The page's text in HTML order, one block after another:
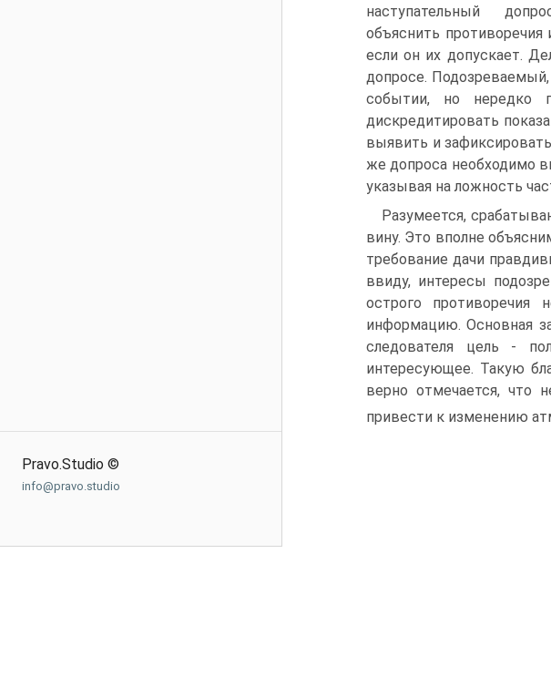
Pravo.Studio ©
info@pravo.studio
наступательный
объяснить противоречия
если он их допускает.
допросе. Подозреваемый,
событии, но нередко
дискредитировать
выявить и
же допроса необходимо
указывая на ложность
Разумеется,
вину. Это вполне
требование дачи
ввиду, интересы
острого
информацию. Основная
следователя цель -
интересующее. Такую
верно отмечается, что
привести к изменению